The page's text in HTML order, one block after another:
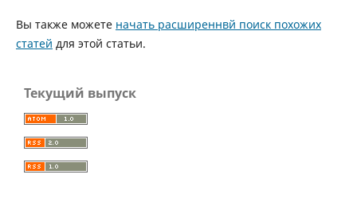
Вы также можете начать расширеннвй поиск похожих
статей для этой статьи.
Текущий выпуск